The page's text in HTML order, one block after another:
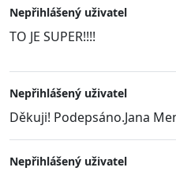
Nepřihlášený uživatel
TO JE SUPER!!!!
Nepřihlášený uživatel
Děkuji! Podepsáno.Jana
Nepřihlášený uživatel